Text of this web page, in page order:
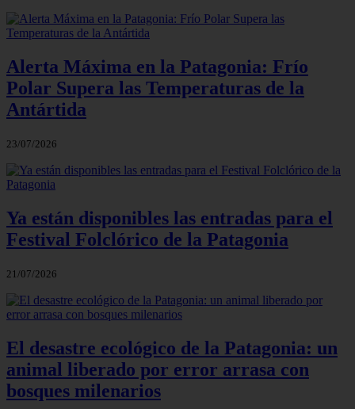
Alerta Máxima en la Patagonia: Frío
Polar Supera las Temperaturas de la
Antártida
23/07/2026
Ya están disponibles las entradas para el
Festival Folclórico de la Patagonia
21/07/2026
El desastre ecológico de la Patagonia: un
animal liberado por error arrasa con
bosques milenarios